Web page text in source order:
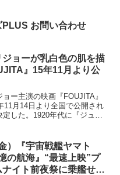
公開ケイティとクリスティが
た家に、...
PLUS お問い合わせ
ジョーが乳白色の肌を描
』15年11月より公
ョー主演の映画『FOUJITA』
11月14日より全国で公開され
した。1920年代に『ジュイ
び、当時のフランスで活躍し
）『宇宙戦艦ヤマト
の航海』“最速上映”プ
ナイト前夜祭に乗艦せよ